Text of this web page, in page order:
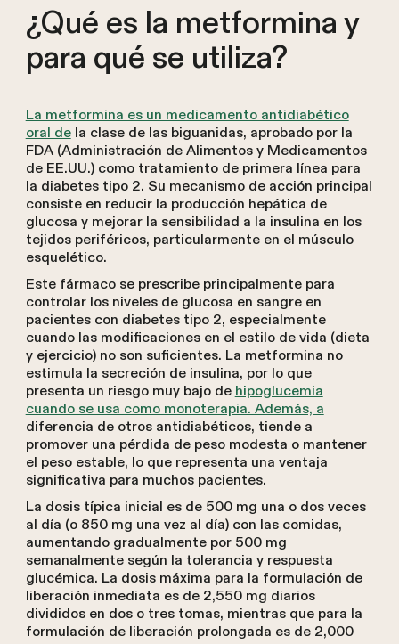
¿Qué es la metformina y
para qué se utiliza?
La metformina es un medicamento antidiabético
oral dela clase de las biguanidas, aprobado por la
FDA (Administración de Alimentos y Medicamentos
de EE.UU.) como tratamiento de primera línea para
la diabetes tipo 2. Su mecanismo de acción principal
consiste en reducir la producción hepática de
glucosa y mejorar la sensibilidad a la insulina en los
tejidos periféricos, particularmente en el músculo
esquelético.
Este fármaco se prescribe principalmente para
controlar los niveles de glucosa en sangre en
pacientes con diabetes tipo 2, especialmente
cuando las modificaciones en el estilo de vida (dieta
y ejercicio) no son suficientes. La metformina no
estimula la secreción de insulina, por lo que
presenta un riesgo muy bajo de hipoglucemia
cuando se usa como monoterapia. Además, a
diferencia de otros antidiabéticos, tiende a
promover una pérdida de peso modesta o mantener
el peso estable, lo que representa una ventaja
significativa para muchos pacientes.
La dosis típica inicial es de 500 mg una o dos veces
al día (o 850 mg una vez al día) con las comidas,
aumentando gradualmente por 500 mg
semanalmente según la tolerancia y respuesta
glucémica. La dosis máxima para la formulación de
liberación inmediata es de 2,550 mg diarios
divididos en dos o tres tomas, mientras que para la
formulación de liberación prolongada es de 2,000